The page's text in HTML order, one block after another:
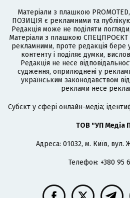
Матеріали з плашкою
ПОЗИЦІЯ є рекламними та
Редакція може не поділяти
Матеріали з плашкою
рекламними, проте редакція бере
контенту і поділяє думки,
Редакція не несе
судження, оприлюднені у
українським законодавством
реклами несе
Cубєкт у сфері онлайн-медіа;
ТОВ "УП Медіа
Адреса: 01032, м. Київ, вул.
Телефон: +380 95